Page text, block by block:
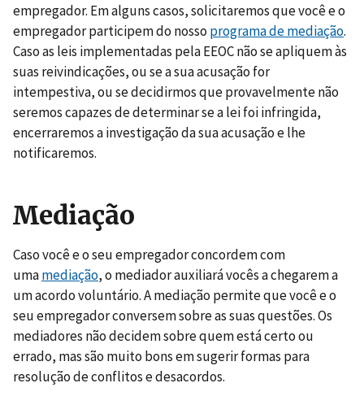
empregador. Em alguns casos, solicitaremos que você e o
empregador participem do nosso programa de mediação.
Caso as leis implementadas pela EEOC não se apliquem às
suas reivindicações, ou se a sua acusação for
intempestiva, ou se decidirmos que provavelmente não
seremos capazes de determinar se a lei foi infringida,
encerraremos a investigação da sua acusação e lhe
notificaremos.
Mediação
Caso você e o seu empregador concordem com
umamediação, o mediador auxiliará vocês a chegarem a
um acordo voluntário. A mediação permite que você e o
seu empregador conversem sobre as suas questões. Os
mediadores não decidem sobre quem está certo ou
errado, mas são muito bons em sugerir formas para
resolução de conflitos e desacordos.